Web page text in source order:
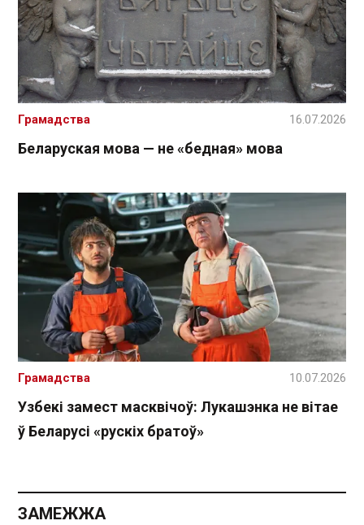
Беларуская мова — не «бедная» мова
Грамадства 16.07.2026
Узбекі замест масквічоў: Лукашэнка не вітае
ў Беларусі «рускіх братоў»
Грамадства 10.07.2026
ЗАМЕЖЖА